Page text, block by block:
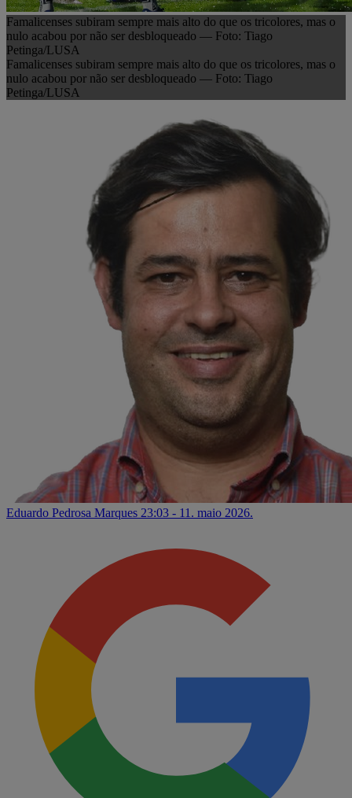
Famalicenses subiram sempre mais alto do que os tricolores, mas o
nulo acabou por não ser desbloqueado — Foto: Tiago
Petinga/LUSA
Famalicenses subiram sempre mais alto do que os tricolores, mas o
nulo acabou por não ser desbloqueado — Foto: Tiago
Petinga/LUSA
Eduardo Pedrosa Marques 23:03 - 11. maio 2026.